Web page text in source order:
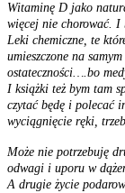
Witaminę D jako
więcej nie chorować. I
Leki chemiczne, te
umieszczone na
ostateczności….bo
I książki też bym tam
czytać będę i polecać
wyciągnięcie ręki,
Może nie potrzebuję
odwagi i uporu w
A drugie życie